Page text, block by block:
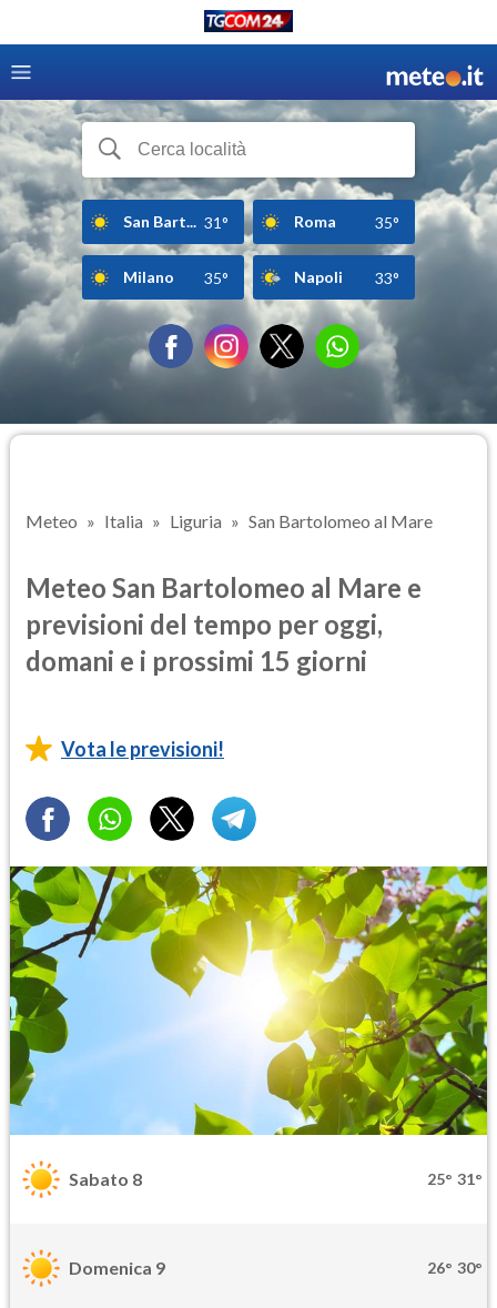
San Bart... 31° Roma 35°
Milano 35° Napoli 33°
Meteo Italia Liguria San Bartolomeo al Mare
Meteo San Bartolomeo al Mare e
previsioni del tempo per oggi,
domani e i prossimi 15 giorni
Vota le previsioni!
Sabato 8 25° 31°
Domenica 9 26° 30°